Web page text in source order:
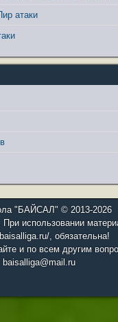
атаки
"БАЙСАЛ" © 2013-2026
использовании
, обязательна!
и по всем другим